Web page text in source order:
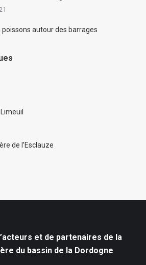
poissons autour des barrages
de l’Esclauze
et de partenaires de la
du bassin de la Dordogne